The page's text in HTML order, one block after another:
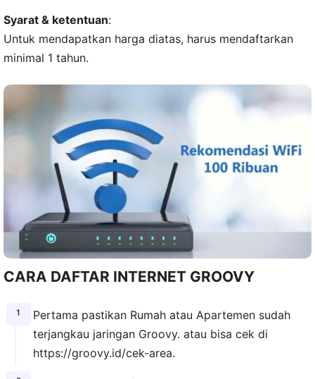
Syarat & ketentuan:
Untuk mendapatkan harga diatas, harus mendaftarkan
minimal 1 tahun.
CARA DAFTAR INTERNET GROOVY
Pertama pastikan Rumah atau Apartemen sudah
terjangkau jaringan Groovy. atau bisa cek di
https://groovy.id/cek-area.